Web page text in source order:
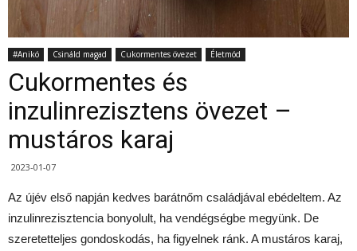
#Anikó Csináld magad Cukormentes övezet Életmód
Cukormentes és
inzulinrezisztens övezet –
mustáros karaj
2023-01-07
Az újév első napján kedves barátnőm családjával ebédeltem. Az
inzulinrezisztencia bonyolult, ha vendégségbe megyünk. De
szeretetteljes gondoskodás, ha figyelnek ránk. A mustáros karaj,